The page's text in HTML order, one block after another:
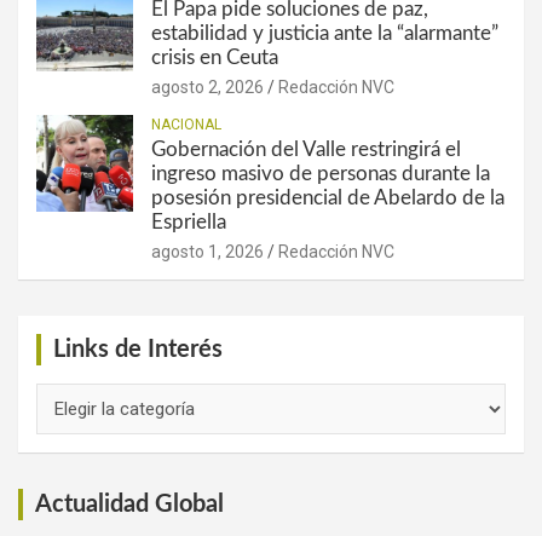
El Papa pide soluciones de paz,
estabilidad y justicia ante la “alarmante”
crisis en Ceuta
agosto 2, 2026 Redacción NVC
NACIONAL
Gobernación del Valle restringirá el
ingreso masivo de personas durante la
posesión presidencial de Abelardo de la
Espriella
agosto 1, 2026 Redacción NVC
Links de Interés
Actualidad Global